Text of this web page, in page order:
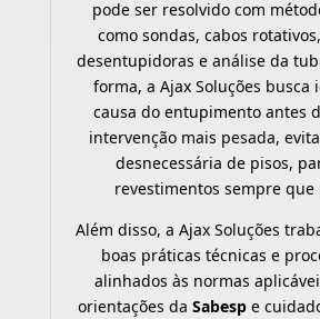
pode ser resolvido com
como sondas, cabos
desentupidoras e análise da
forma, a Ajax Soluções busca
causa do entupimento antes
intervenção mais pesada,
desnecessária de pisos,
revestimentos sempre que
Além disso, a Ajax Soluções
boas práticas técnicas e
alinhados às normas
orientações da Sabespe